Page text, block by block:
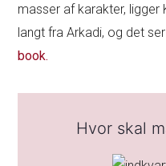
masser af karakter, ligger
langt fra Arkadi, og det
book.
Hvor skal